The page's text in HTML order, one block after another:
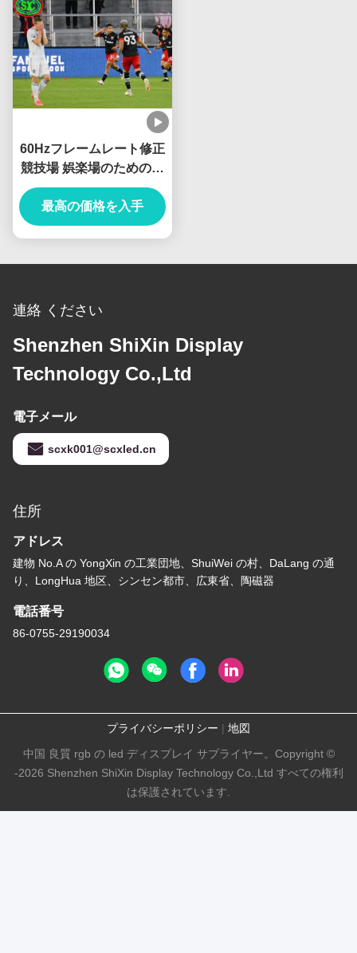
60Hzフレームレート修正
競技場 娯楽場のためのビ
デオウォール
最高の価格を入手
連絡 ください
Shenzhen ShiXin Display
Technology Co.,Ltd
電子メール
scxk001@scxled.cn
住所
アドレス
建物 No.A の YongXin の工業団地、ShuiWei の村、DaLang の通
り、LongHua 地区、シンセン都市、広東省、陶磁器
電話番号
86-0755-29190034
プライバシーポリシー | 地図
中国 良質 rgb の led ディスプレイ サプライヤー。Copyright ©
-2026 Shenzhen ShiXin Display Technology Co.,Ltd すべての権利
は保護されています.